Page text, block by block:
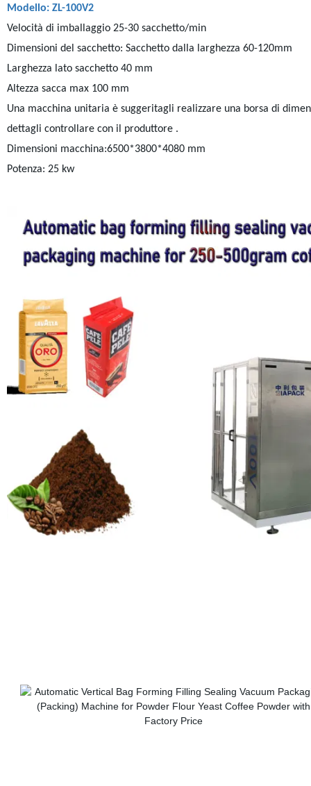
Modello: ZL-100V2
Velocità di imballaggio 25-30 sacchetto/min
Dimensioni del sacchetto: Sacchetto dalla larghezza 60-120mm
Larghezza lato sacchetto 40 mm
Altezza sacca max 100 mm
Una macchina unitaria è suggeritagli realizzare una borsa di
dettagli controllare con il produttore .
Dimensioni macchina:6500*3800*4080 mm
Potenza: 25 kw